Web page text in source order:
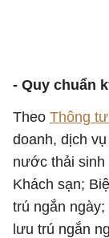
- Quy chuẩn
Theo Thông
doanh, dịch
nước thải sinh
Khách sạn;
trú ngắn
lưu trú ngắn